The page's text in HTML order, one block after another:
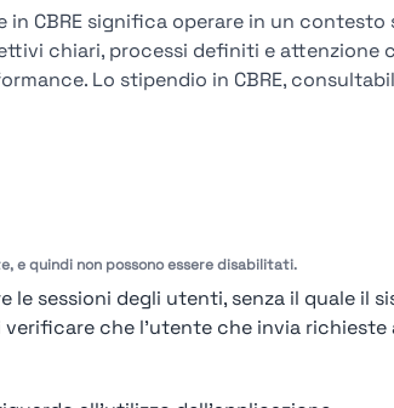
e quindi non possono essere disabilitati.
le sessioni degli utenti, senza il quale il
verificare che l'utente che invia
in CBRE significa operare in un
chiari, processi definiti e attenzione
Lo stipendio in CBRE,
le valutazioni →